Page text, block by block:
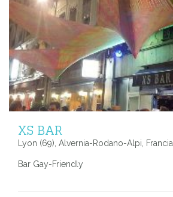
XS BAR
Lyon (69), Alvernia-Rodano-Alpi, Francia
Bar Gay-Friendly